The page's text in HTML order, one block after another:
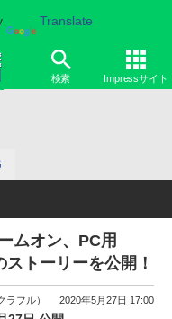
Translate
検索 Impressサイト
ムオン、PC用
トーリーを公開！
ラフル） 2020年5月27日 17:00